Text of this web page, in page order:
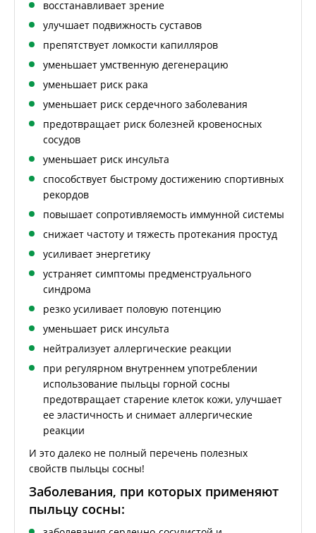
восстанавливает зрение
улучшает подвижность суставов
препятствует ломкости капилляров
уменьшает умственную дегенерацию
уменьшает риск рака
уменьшает риск сердечного заболевания
предотвращает риск болезней кровеносных
сосудов
уменьшает риск инсульта
способствует быстрому достижению спортивных
рекордов
повышает сопротивляемость иммунной системы
снижает частоту и тяжесть протекания простуд
усиливает энергетику
устраняет симптомы предменструального
синдрома
резко усиливает половую потенцию
уменьшает риск инсульта
нейтрализует аллергические реакции
при регулярном внутреннем употреблении
использование пыльцы горной сосны
предотвращает старение клеток кожи, улучшает
ее эластичность и снимает аллергические
реакции
И это далеко не полный перечень полезных
свойств пыльцы сосны!
Заболевания, при которых применяют
пыльцу сосны: